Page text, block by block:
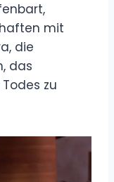
mit
die
das
zu